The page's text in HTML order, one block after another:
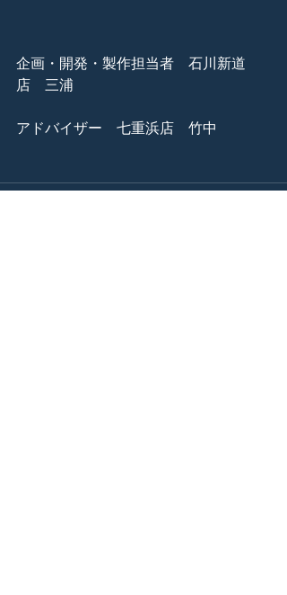
企画・開発・製作担当者　石川新道
店　三浦
アドバイザー　七重浜店　竹中